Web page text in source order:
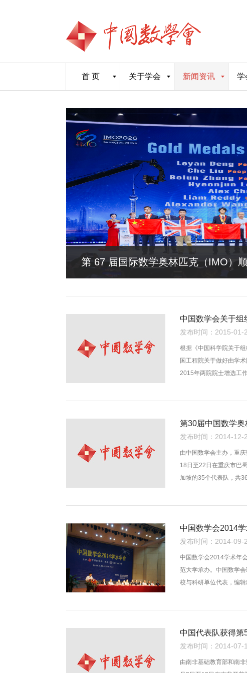
首 页 关于学会 新闻资讯 学
第 67 届国际数学奥林匹克（IMO）
中国数学会关于组
发布时间：2015-01-
根据《中国科学院关于
国工程院关于做好由学
2015年两院院士增选工
第30届中国数学
发布时间：2014-12-
由中国数学会主办，重
18日至22日在重庆市巴
加坡的35个代表队，共
中国数学会2014
发布时间：2014-09-
中国数学会2014学术年
范大学承办。中国数学
校与科研单位代表，编
中国代表队获得第
发布时间：2014-07-
由南非基础教育部和南